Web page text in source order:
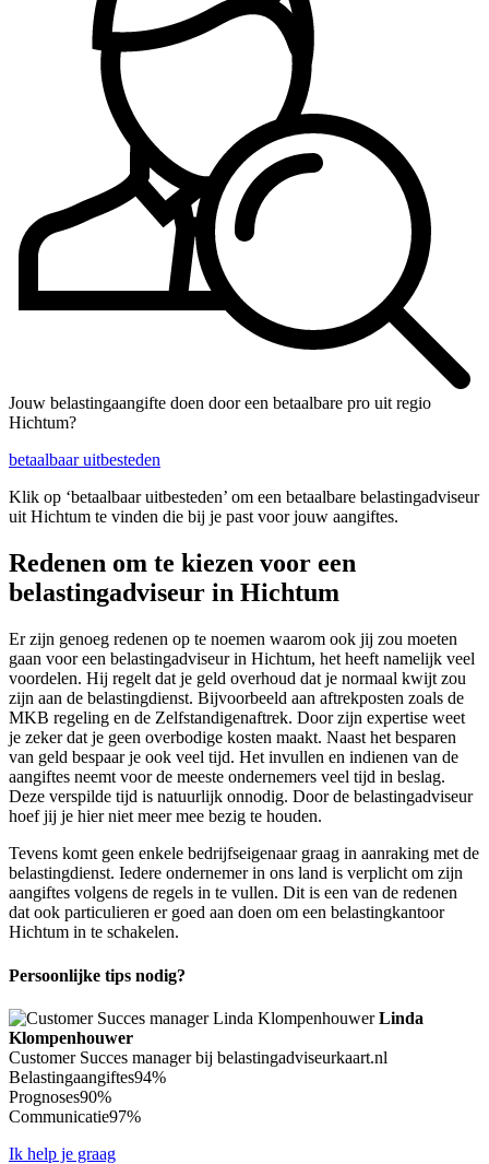
Jouw belastingaangifte doen door een betaalbare pro uit regio
Hichtum?
betaalbaar uitbesteden
Klik op ‘betaalbaar uitbesteden’ om een betaalbare belastingadviseur
uit Hichtum te vinden die bij je past voor jouw aangiftes.
Redenen om te kiezen voor een
belastingadviseur in Hichtum
Er zijn genoeg redenen op te noemen waarom ook jij zou moeten
gaan voor een belastingadviseur in Hichtum, het heeft namelijk veel
voordelen. Hij regelt dat je geld overhoud dat je normaal kwijt zou
zijn aan de belastingdienst. Bijvoorbeeld aan aftrekposten zoals de
MKB regeling en de Zelfstandigenaftrek. Door zijn expertise weet
je zeker dat je geen overbodige kosten maakt. Naast het besparen
van geld bespaar je ook veel tijd. Het invullen en indienen van de
aangiftes neemt voor de meeste ondernemers veel tijd in beslag.
Deze verspilde tijd is natuurlijk onnodig. Door de belastingadviseur
hoef jij je hier niet meer mee bezig te houden.
Tevens komt geen enkele bedrijfseigenaar graag in aanraking met de
belastingdienst. Iedere ondernemer in ons land is verplicht om zijn
aangiftes volgens de regels in te vullen. Dit is een van de redenen
dat ook particulieren er goed aan doen om een belastingkantoor
Hichtum in te schakelen.
Persoonlijke tips nodig?
Linda
Klompenhouwer
Customer Succes manager bij belastingadviseurkaart.nl
Belastingaangiftes94%
Prognoses90%
Communicatie97%
Ik help je graag